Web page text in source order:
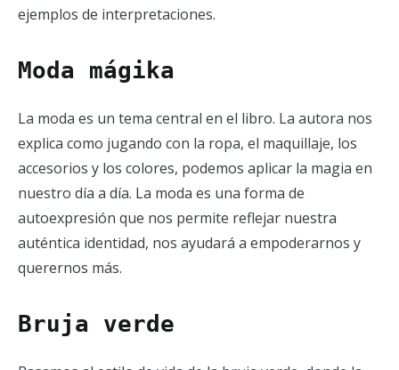
ejemplos de interpretaciones.
Moda mágika
La moda es un tema central en el libro. La autora nos
explica como jugando con la ropa, el maquillaje, los
accesorios y los colores, podemos aplicar la magia en
nuestro día a día. La moda es una forma de
autoexpresión que nos permite reflejar nuestra
auténtica identidad, nos ayudará a empoderarnos y
querernos más.
Bruja verde